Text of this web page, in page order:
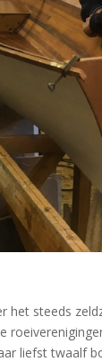
het steeds
liefst twaalf